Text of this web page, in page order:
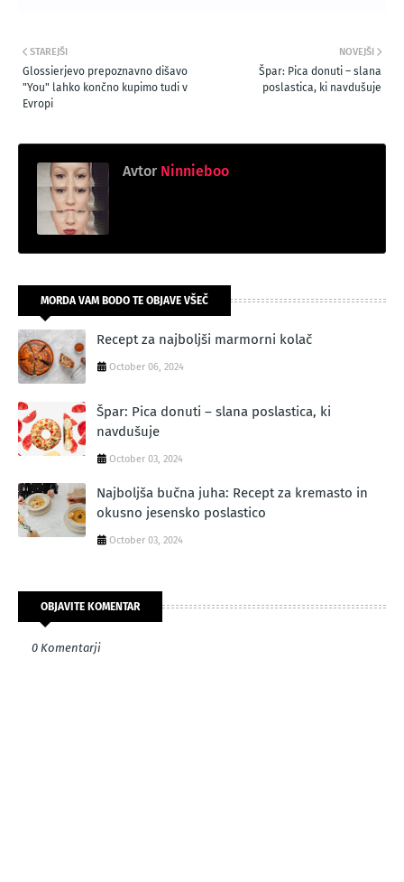
NOVEJŠI
Špar: Pica donuti – slana
poslastica, ki navdušuje
STAREJŠI
Glossierjevo prepoznavno dišavo
"You" lahko končno kupimo tudi v
Evropi
Avtor Ninnieboo
MORDA VAM BODO TE OBJAVE VŠEČ
Recept za najboljši marmorni kolač
October 06, 2024
Špar: Pica donuti – slana poslastica, ki
navdušuje
October 03, 2024
Najboljša bučna juha: Recept za kremasto in
okusno jesensko poslastico
October 03, 2024
OBJAVITE KOMENTAR
0 Komentarji